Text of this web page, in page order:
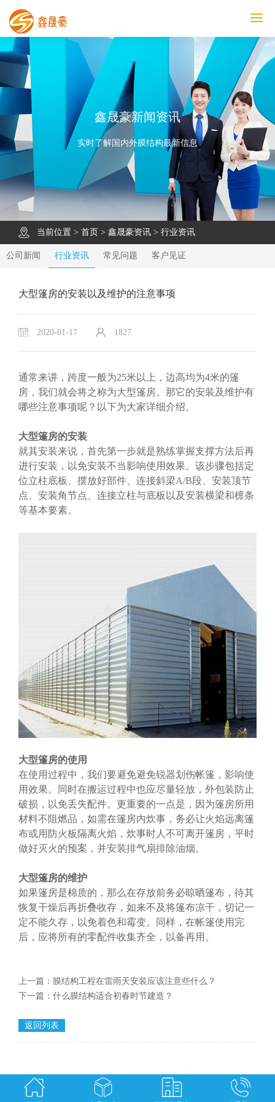
鑫晟豪首页
产品中心
工程案例
膜结构车棚
污水池反吊膜加盖
鑫晟豪资讯
关于鑫晟豪
联系鑫晟豪
鑫晟豪新闻资讯
实时了解国内外膜结构最新信息
当前位置 > 首页 > 鑫晟豪资讯 > 行业资讯
公司新闻 行业资讯 常见问题 客户见证
大型篷房的安装以及维护的注意事项
2020-01-17 1827
通常来讲，跨度一般为25米以上，边高均为4米的篷
房，我们就会将之称为大型篷房。那它的安装及维护有
哪些注意事项呢？以下为大家详细介绍。
大型篷房的安装
就其安装来说，首先第一步就是熟练掌握支撑方法后再
进行安装，以免安装不当影响使用效果。该步骤包括定
位立柱底板、摆放好部件、连接斜梁A/B段、安装顶节
点、安装角节点、连接立柱与底板以及安装横梁和檩条
等基本要素。
大型篷房的使用
在使用过程中，我们要避免避免锐器划伤帐篷，影响使
用效果。同时在搬运过程中也应尽量轻放，外包装防止
破损，以免丢失配件。更重要的一点是，因为篷房所用
材料不阻燃品，如需在篷房内炊事，务必让火焰远离篷
布或用防火板隔离火焰，炊事时人不可离开篷房，平时
做好灭火的预案，并安装排气扇排除油烟。
大型篷房的维护
如果篷房是棉质的，那么在存放前务必晾晒篷布，待其
恢复干燥后再折叠收存，如来不及将篷布凉干，切记一
定不能久存，以免着色和霉变。同样，在帐篷使用完
后，应将所有的零配件收集齐全，以备再用。
上一篇： 膜结构工程在雷雨天安装应该注意些什么？
下一篇： 什么膜结构适合初春时节建造？
返回列表